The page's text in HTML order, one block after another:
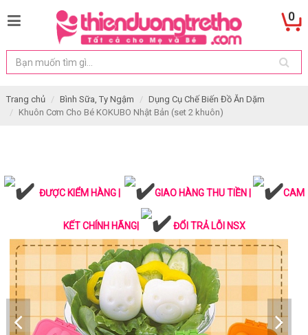
0
Trang chủ Bình Sữa, Ty Ngậm
Dụng Cụ Chế Biến Đồ Ăn Dặm
Khuôn Cơm Cho Bé KOKUBO Nhật Bản (set 2 khuôn)
ĐƯỢC KIỂM HÀNG | GIAO HÀNG THU TIỀN | CAM
KẾT CHÍNH HÃNG| ĐỔI TRẢ LỖI NSX